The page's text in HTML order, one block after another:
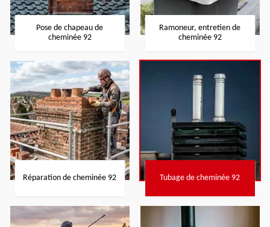
Pose de chapeau de
cheminée 92
Ramoneur, entretien de
cheminée 92
Réparation de cheminée 92 Tubage de cheminée 92